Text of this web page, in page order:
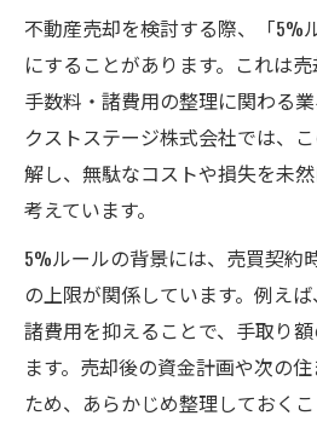
不動産売却を検討する際、「5%
にすることがあります。これは
手数料・諸費用の整理に関わる
クストステージ株式会社では、
解し、無駄なコストや損失を未
考えています。
5%ルールの背景には、売買契約
の上限が関係しています。例え
諸費用を抑えることで、手取り
ます。売却後の資金計画や次の
ため、あらかじめ整理しておくこ